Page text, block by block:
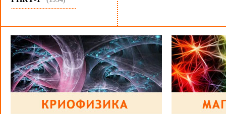
...........................................